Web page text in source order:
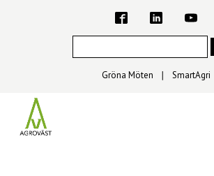
Gröna Möten ∣ SmartAgri